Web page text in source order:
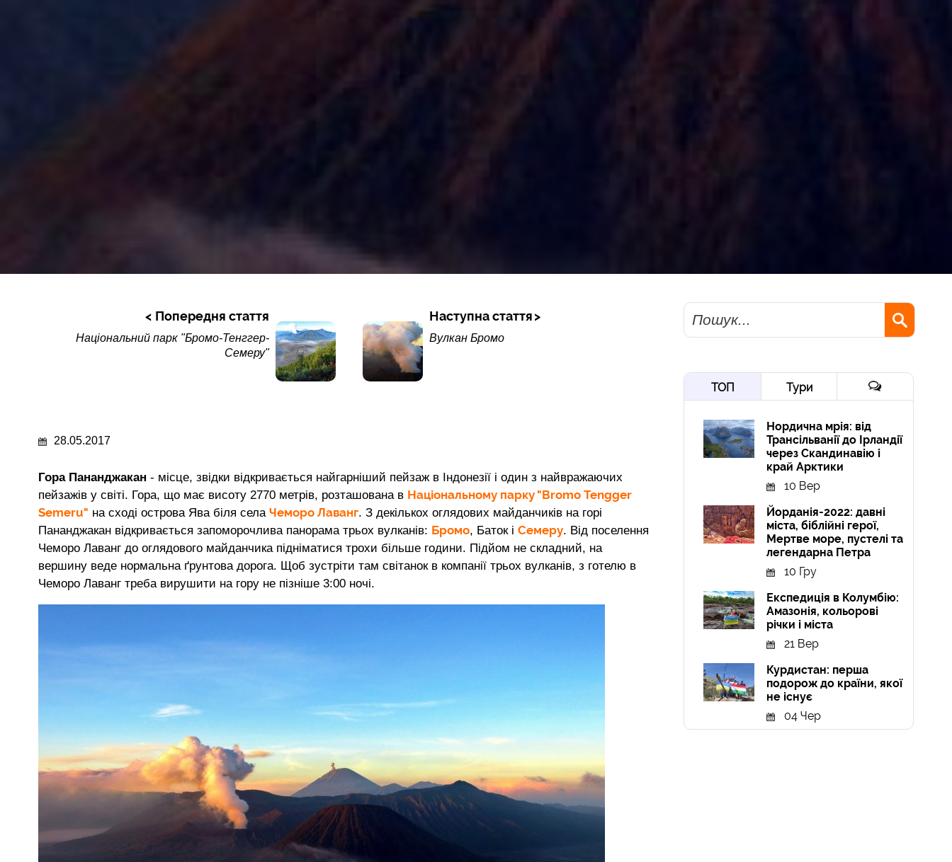
Попередня стаття
Національний парк "Бромо-Тенггер-
Семеру"
Наступна стаття
Вулкан Бромо
28.05.2017
Гора Пананджакан - місце, звідки відкривається найгарніший пейзаж в Індонезії і один з найвражаючих
пейзажів у світі. Гора, що має висоту 2770 метрів, розташована в Національному парку "Bromo Tengger
Semeru" на сході острова Ява біля села Чеморо Лаванг. З декількох оглядових майданчиків на горі
Пананджакан відкривається запоморочлива панорама трьох вулканів: Бромо, Баток і Семеру. Від поселення
Чеморо Лаванг до оглядового майданчика підніматися трохи більше години. Підйом не складний, на
вершину веде нормальна ґрунтова дорога. Щоб зустріти там світанок в компанії трьох вулканів, з готелю в
Чеморо Лаванг треба вирушити на гору не пізніше 3:00 ночі.
Пошук
ТОП Тури
Нордична мрія: від
Трансільванії до Ірландії
через Скандинавію і
край Арктики
10 Вер
Йорданія-2022: давні
міста, біблійні герої,
Мертве море, пустелі та
легендарна Петра
10 Гру
Експедиція в Колумбію:
Амазонія, кольорові
річки і міста
21 Вер
Курдистан: перша
подорож до країни, якої
не існує
04 Чер